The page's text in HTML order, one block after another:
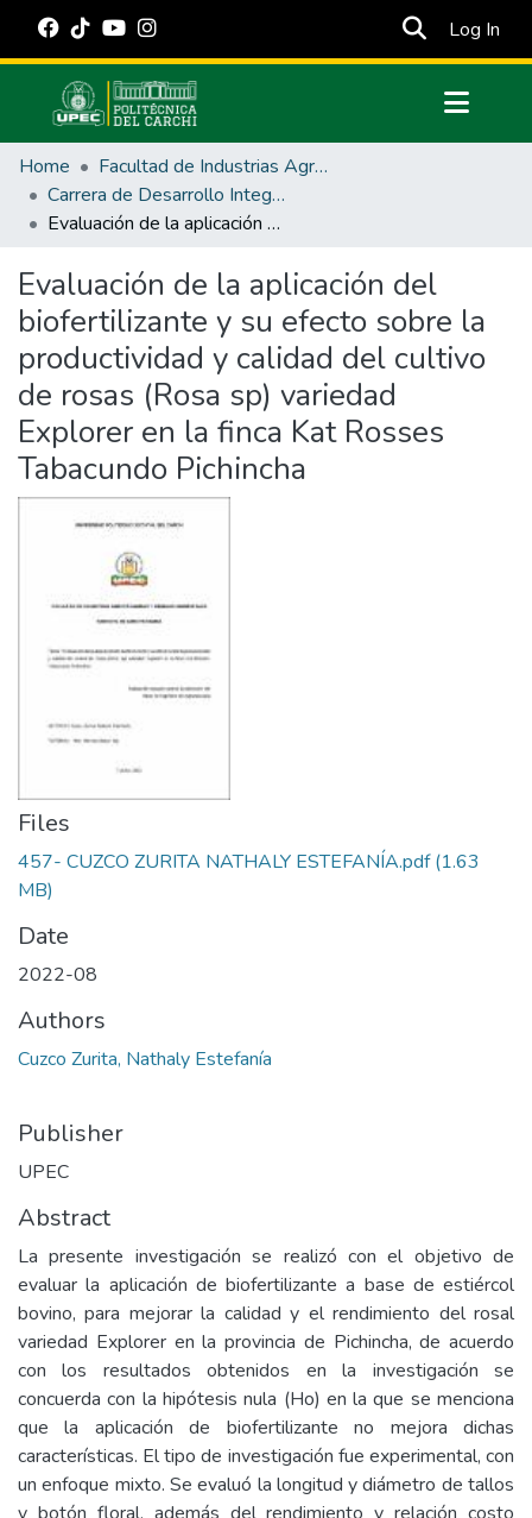
Log In
Communities & Collections
All of DSpace
Statistics
Estadísticas Externas
Manuales
Home
Facultad de Industrias Agropecuarias y Ciencias Ambientales
Carrera de Desarrollo Integral Agropecuario
Evaluación de la aplicación del biofertilizante y su efecto sobre la productividad y calidad del cultivo de rosas (Rosa sp) variedad Explorer en la finca Kat Rosses Tabacundo Pichincha
Evaluación de la aplicación del
biofertilizante y su efecto sobre la
productividad y calidad del cultivo
de rosas (Rosa sp) variedad
Explorer en la finca Kat Rosses
Tabacundo Pichincha
Files
457- CUZCO ZURITA NATHALY ESTEFANÍA.pdf(1.63
MB)
Date
2022-08
Authors
Cuzco Zurita, Nathaly Estefanía
Publisher
UPEC
Abstract
La presente investigación se realizó con el objetivo de
evaluar la aplicación de biofertilizante a base de estiércol
bovino, para mejorar la calidad y el rendimiento del rosal
variedad Explorer en la provincia de Pichincha, de acuerdo
con los resultados obtenidos en la investigación se
concuerda con la hipótesis nula (Ho) en la que se menciona
que la aplicación de biofertilizante no mejora dichas
características. El tipo de investigación fue experimental, con
un enfoque mixto. Se evaluó la longitud y diámetro de tallos